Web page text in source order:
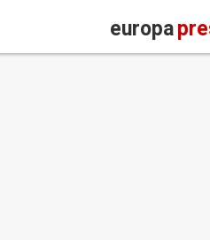
europa